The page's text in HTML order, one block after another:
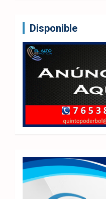
Disponible